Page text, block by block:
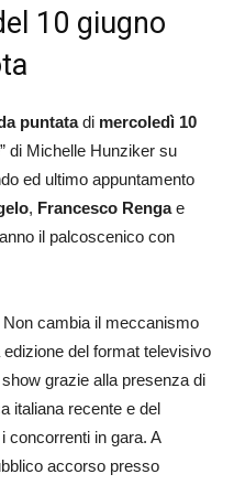
10 giugno
puntatadi mercoledì 10
di Michelle Hunziker su
ed ultimo appuntamento
, Francesco Rengae
il palcoscenico con
cambia il meccanismo
del format televisivo
grazie alla presenza di
italiana recente e del
concorrenti in gara. A
accorso presso